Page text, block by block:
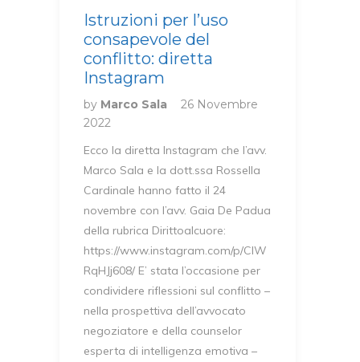
Istruzioni per l’uso
consapevole del
conflitto: diretta
Instagram
by Marco Sala
26 Novembre
2022
Ecco la diretta Instagram che l’avv.
Marco Sala e la dott.ssa Rossella
Cardinale hanno fatto il 24
novembre con l’avv. Gaia De Padua
della rubrica Dirittoalcuore:
https://www.instagram.com/p/ClW
RqHJj608/ E’ stata l’occasione per
condividere riflessioni sul conflitto –
nella prospettiva dell’avvocato
negoziatore e della counselor
esperta di intelligenza emotiva –